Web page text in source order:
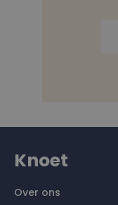
Knoet
Over ons